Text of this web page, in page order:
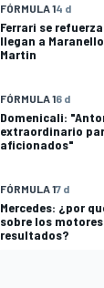
FÓRMULA 14 d
Ferrari se
llegan a
Martin
FÓRMULA 16 d
Domenicali:
extraordinario
aficionados"
FÓRMULA 17 d
Mercedes: ¿por
sobre los
resultados?